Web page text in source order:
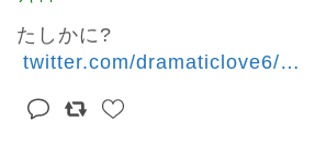
たしかに?
twitter.com/dramaticlove6/…